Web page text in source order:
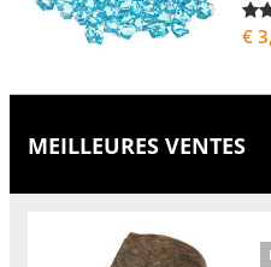
€
MEILLEURES VENTES